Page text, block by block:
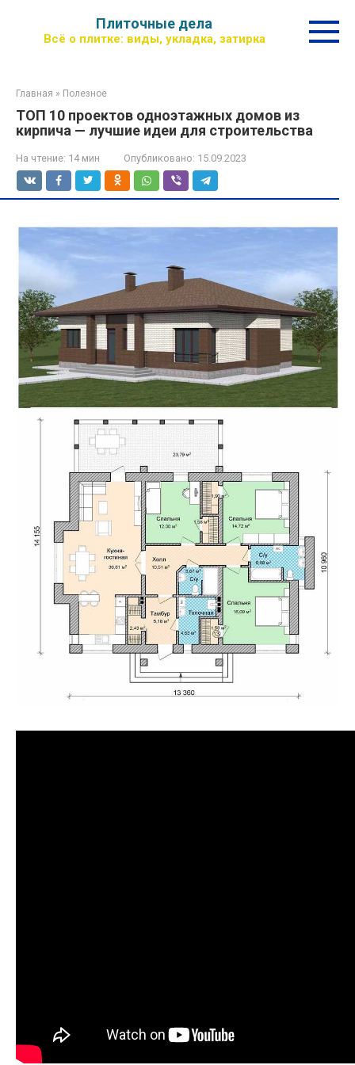
контенту
Плиточные дела
Всё о плитке: виды, укладка, затирка
Главная » Полезное
ТОП 10 проектов одноэтажных домов из
кирпича — лучшие идеи для строительства
На чтение: 14 мин Опубликовано: 15.09.2023